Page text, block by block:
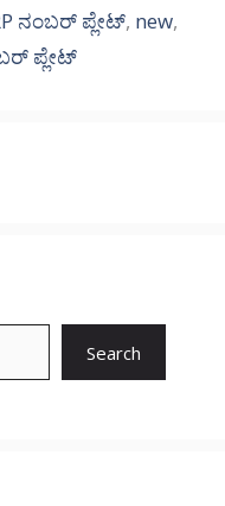
ನಂಬರ್ ಪ್ಲೇಟ್, new,
ಪ್ಲೇಟ್
Search